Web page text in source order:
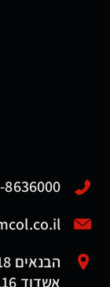
8636000
אשדוד 7761116